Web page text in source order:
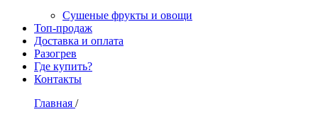
Сушеные фрукты и овощи
Топ-продаж
Доставка и оплата
Разогрев
Где купить?
Контакты
Главная /